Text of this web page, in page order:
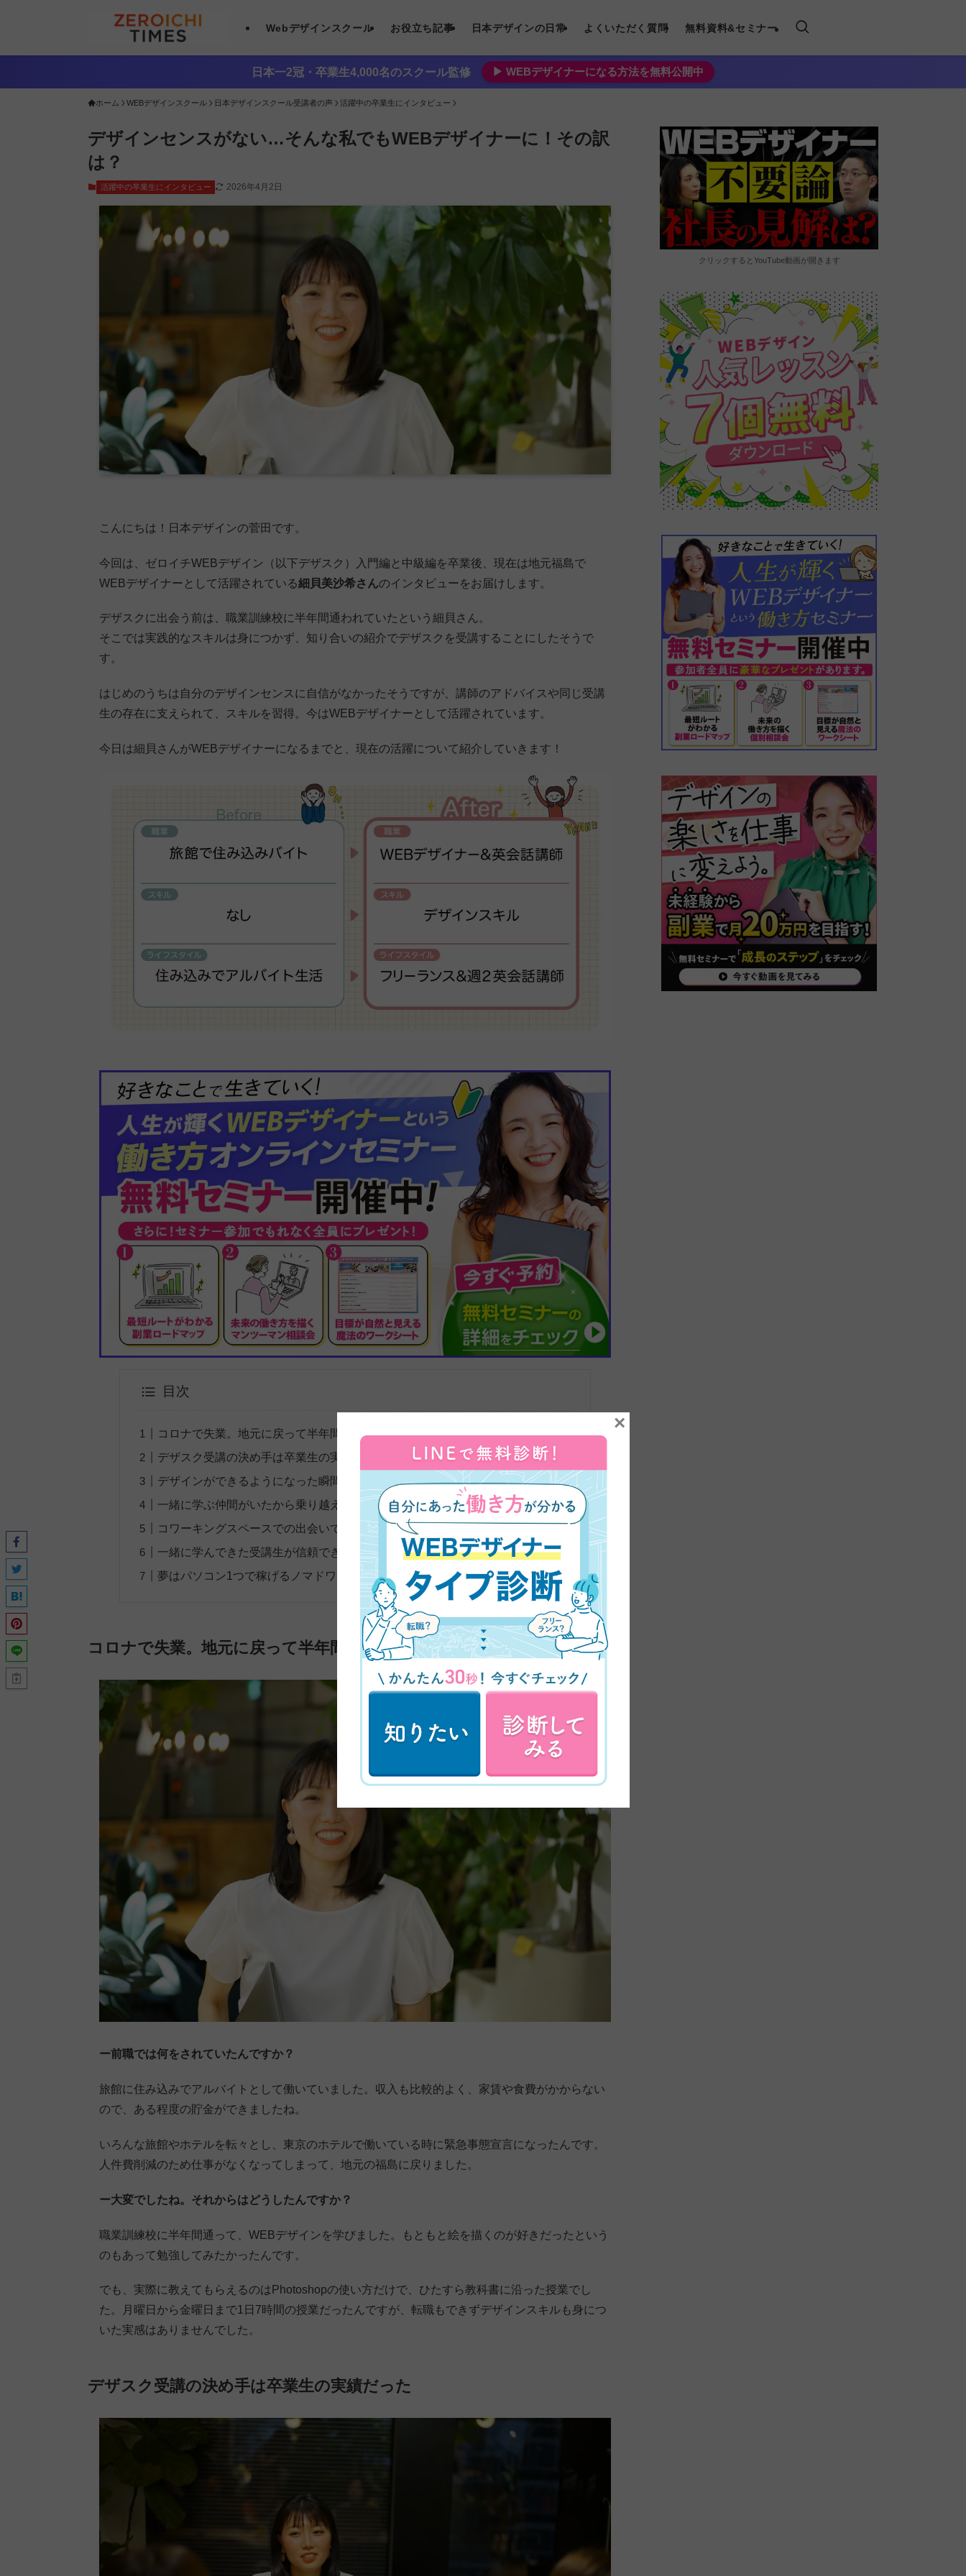
Webデザインスクール お役立ち記事 日本デザインの日常 よくいただく質問 無料資料&セミナー
日本一2冠・卒業生4,000名のスクール監修 ▶︎ WEBデザイナーになる方法を無料公開中
ホーム WEBデザインスクール 日本デザインスクール受講者の声 活躍中の卒業生にインタビュー
デザインセンスがない…そんな私でもWEBデザイナーに！その訳
は？
活躍中の卒業生にインタビュー 2026年4月2日
こんにちは！日本デザインの菅田です。
今回は、ゼロイチWEBデザイン（以下デザスク）入門編と中級編を卒業後、現在は地元福島で
WEBデザイナーとして活躍されている細貝美沙希さんのインタビューをお届けします。
デザスクに出会う前は、職業訓練校に半年間通われていたという細貝さん。
そこでは実践的なスキルは身につかず、知り合いの紹介でデザスクを受講することにしたそうで
す。
はじめのうちは自分のデザインセンスに自信がなかったそうですが、講師のアドバイスや同じ受講
生の存在に支えられて、スキルを習得。今はWEBデザイナーとして活躍されています。
今日は細貝さんがWEBデザイナーになるまでと、現在の活躍について紹介していきます！
目次
コロナで失業。地元に戻って半年間は職業訓練校に
デザスク受講の決め手は卒業生の実績だった
デザインができるようになった瞬間！講師からのアドバイスに救われた
一緒に学ぶ仲間がいたから乗り越えられた！
コワーキングスペースでの出会いで案件受注！偶然の繋がりで掴めたチャンス
一緒に学んできた受講生が信頼できる仕事仲間に！
夢はパソコン1つで稼げるノマドワーカー
コロナで失業。地元に戻って半年間は職業訓練校に
ー前職では何をされていたんですか？
旅館に住み込みでアルバイトとして働いていました。収入も比較的よく、家賃や食費がかからない
ので、ある程度の貯金ができましたね。
いろんな旅館やホテルを転々とし、東京のホテルで働いている時に緊急事態宣言になったんです。
人件費削減のため仕事がなくなってしまって、地元の福島に戻りました。
ー大変でしたね。それからはどうしたんですか？
職業訓練校に半年間通って、WEBデザインを学びました。もともと絵を描くのが好きだったという
のもあって勉強してみたかったんです。
でも、実際に教えてもらえるのはPhotoshopの使い方だけで、ひたすら教科書に沿った授業でし
た。月曜日から金曜日まで1日7時間の授業だったんですが、転職もできずデザインスキルも身につ
いた実感はありませんでした。
デザスク受講の決め手は卒業生の実績だった
クリックするとYouTube動画が開きます
×